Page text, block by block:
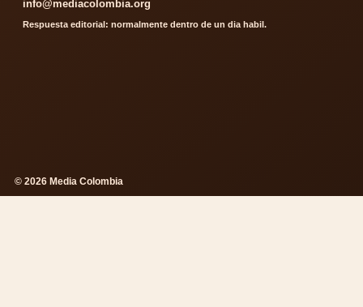
info@mediacolombia.org
Respuesta editorial: normalmente dentro de un dia habil.
© 2026 Media Colombia